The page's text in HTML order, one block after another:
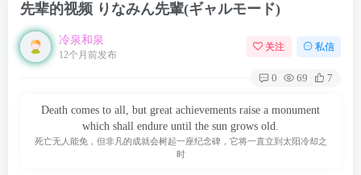
先辈的视频 りなみん先輩(ギャルモード)
冷泉和泉
12个月前发布
关注 私信
0 69 7
Death comes to all, but great achievements raise a monument
which shall endure until the sun grows old.
死亡无人能免，但非凡的成就会树起一座纪念碑，它将一直立到太阳冷却之
时